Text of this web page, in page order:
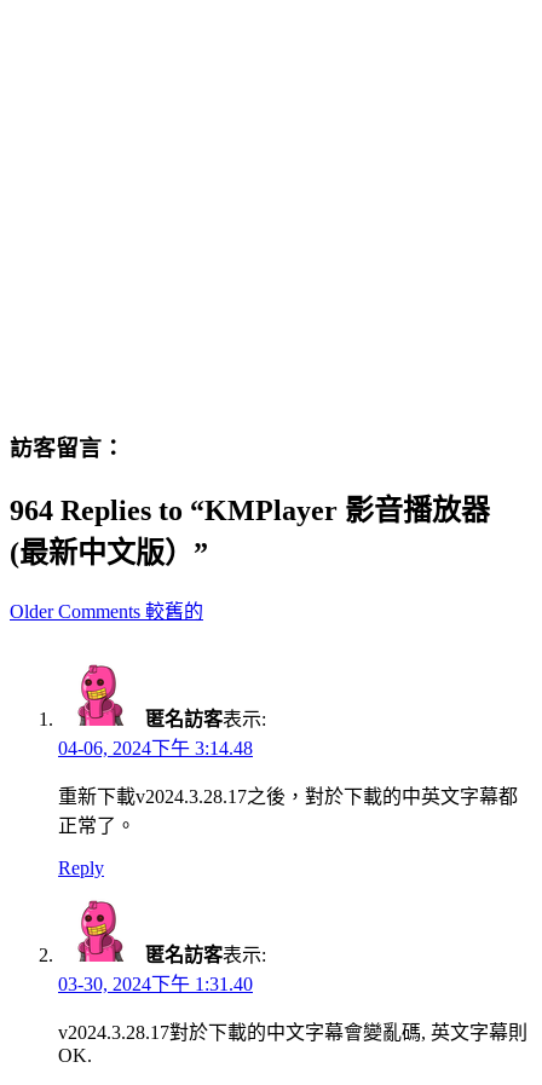
訪客留言：
964 Replies to “KMPlayer 影音播放器
(最新中文版）”
Comment
Older Comments 較舊的
匿名訪客表示:
04-06, 2024下午 3:14.48
重新下載v2024.3.28.17之後，對於下載的中英文字幕都
正常了。
Reply
匿名訪客表示:
03-30, 2024下午 1:31.40
v2024.3.28.17對於下載的中文字幕會變亂碼, 英文字幕則
OK.